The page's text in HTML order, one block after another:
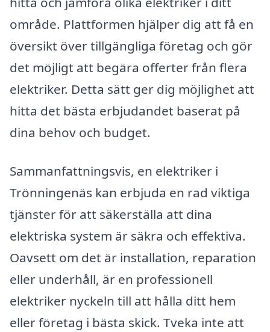
område. Plattformen hjälper dig att få en
översikt över tillgängliga företag och gör
det möjligt att begära offerter från flera
elektriker. Detta sätt ger dig möjlighet att
hitta det bästa erbjudandet baserat på
dina behov och budget.
Sammanfattningsvis, en elektriker i
Trönningenäs kan erbjuda en rad viktiga
tjänster för att säkerställa att dina
elektriska system är säkra och effektiva.
Oavsett om det är installation, reparation
eller underhåll, är en professionell
elektriker nyckeln till att hålla ditt hem
eller företag i bästa skick. Tveka inte att